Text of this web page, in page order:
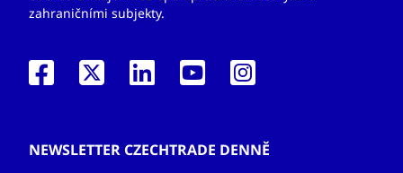
zahraničními subjekty.
NEWSLETTER CZECHTRADE DENNĚ